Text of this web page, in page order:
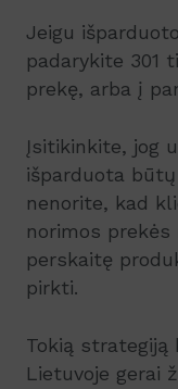
Jeigu
padarykite 301
prekę, arba į
Įsitikinkite, jog
išparduota
nenorite, kad
norimos
perskaitę
pirkti.
Tokią
Lietuvoje gerai